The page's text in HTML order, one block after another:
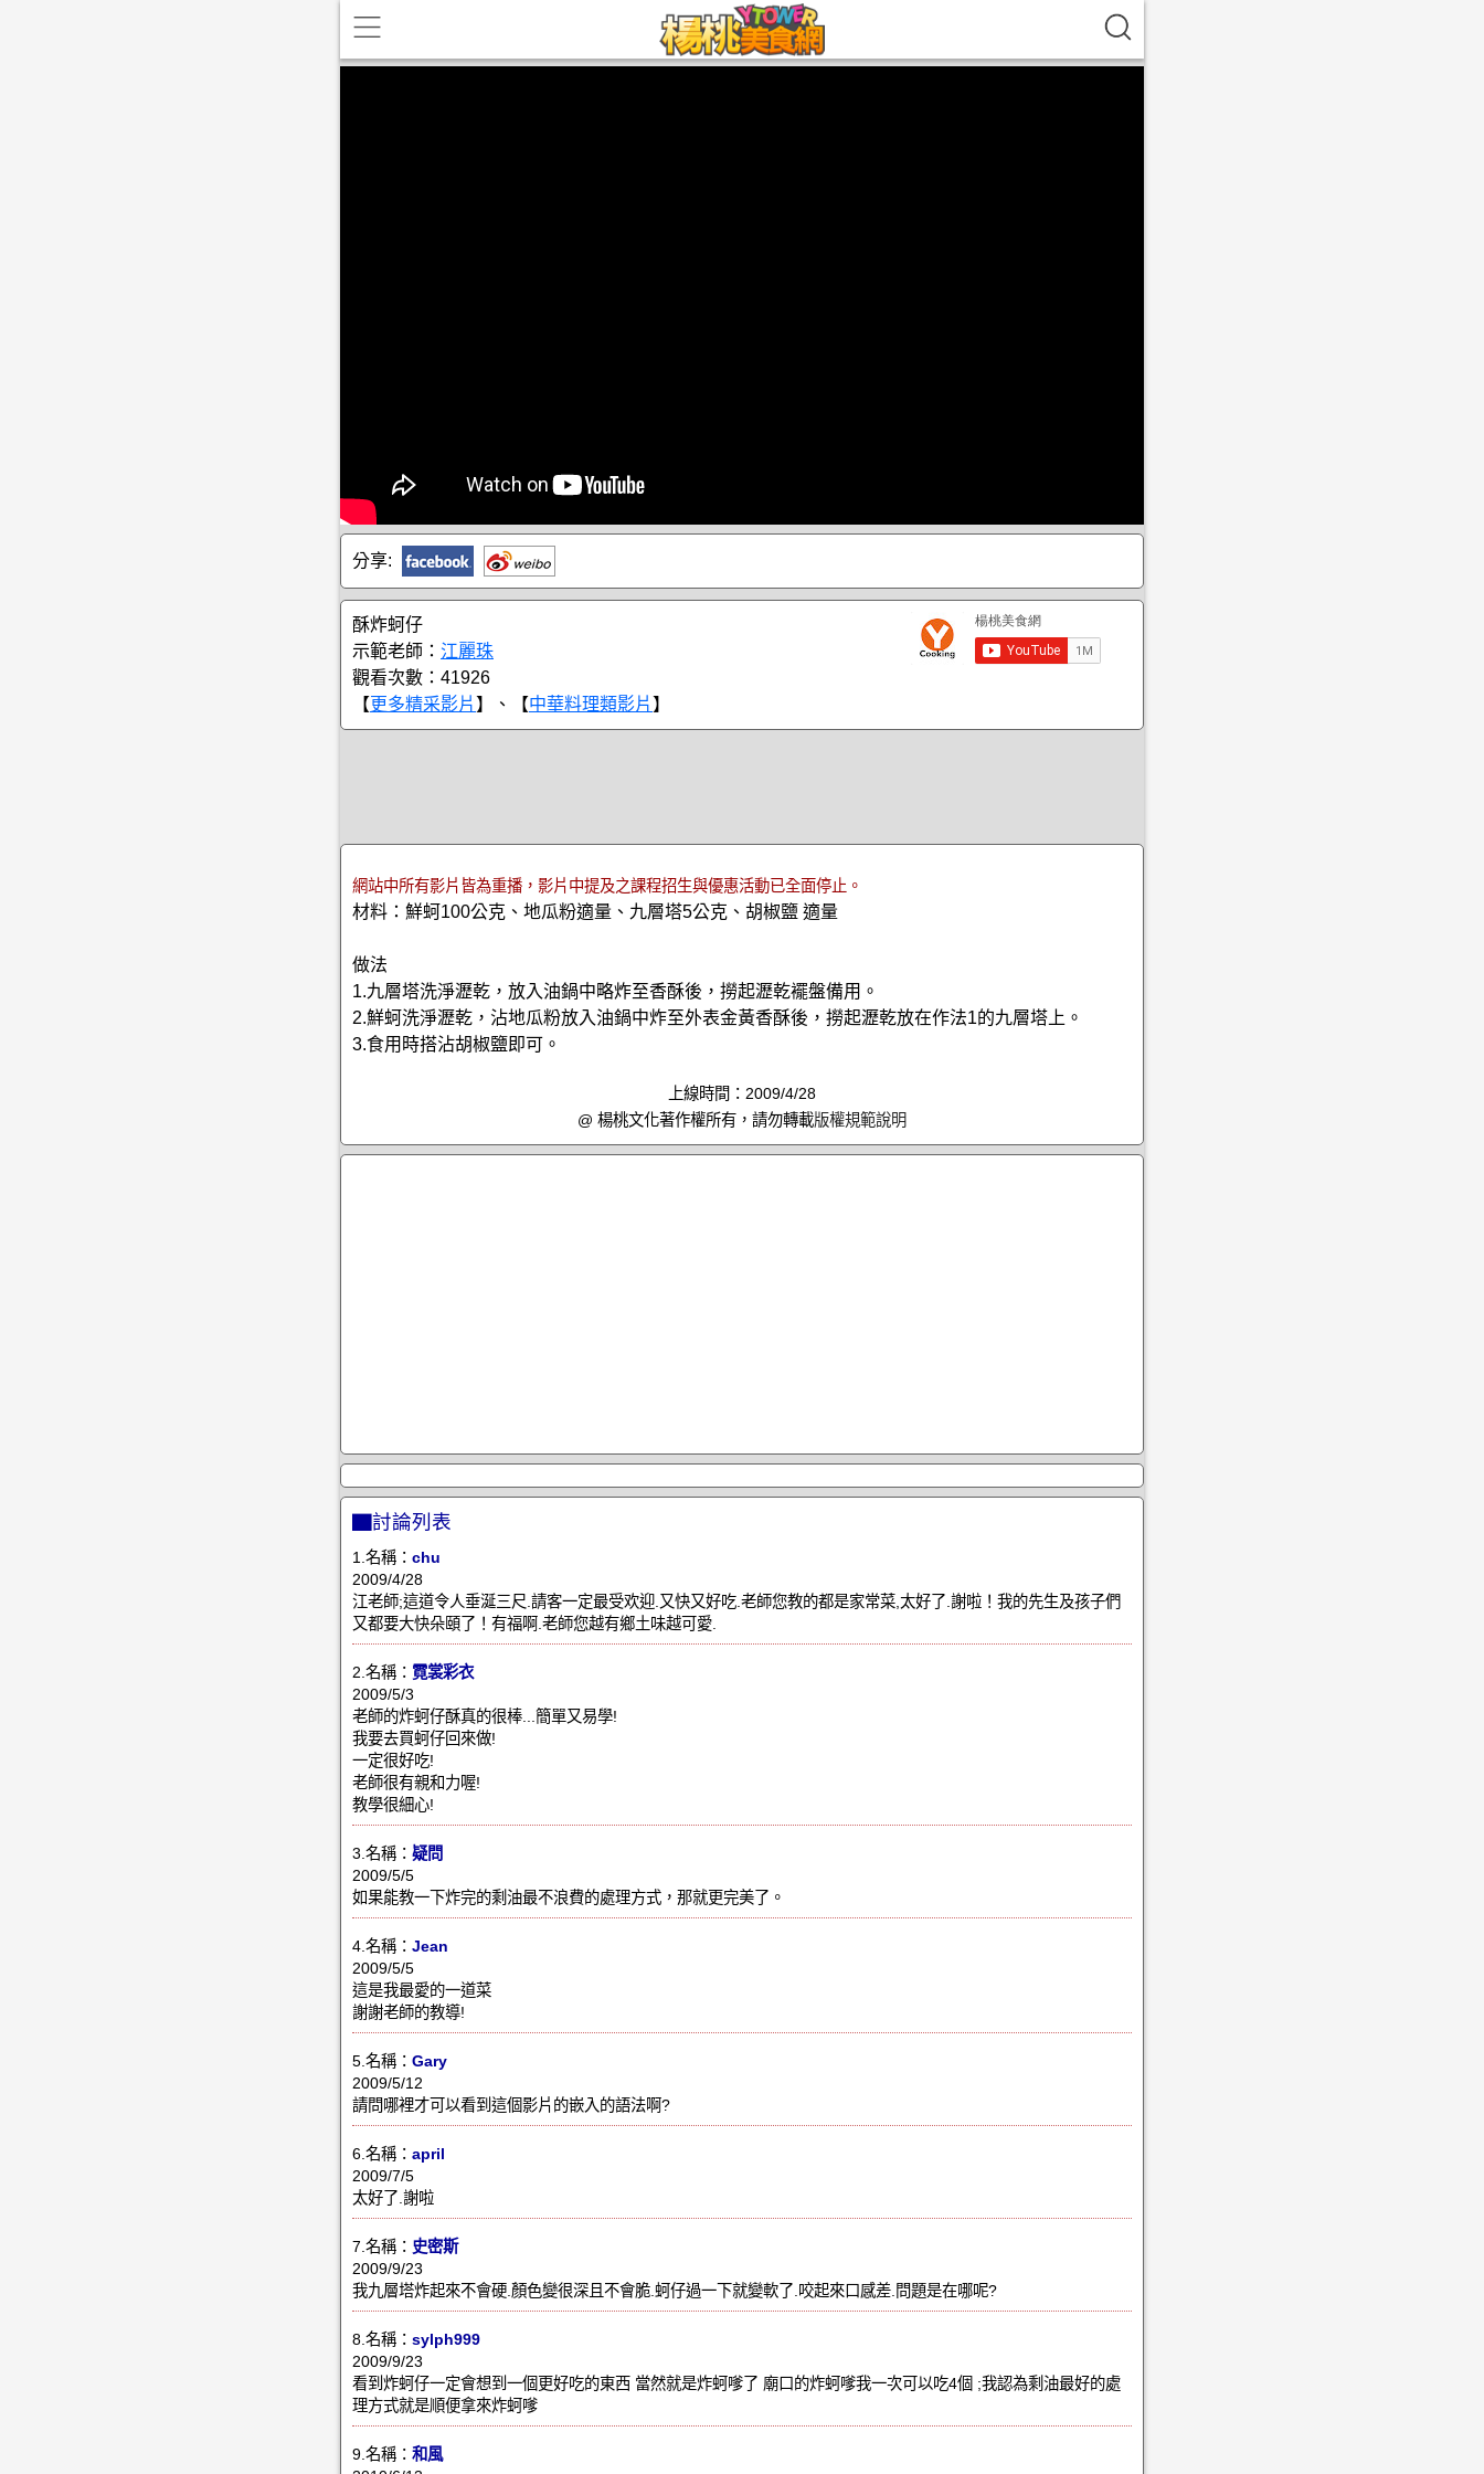
分享:
酥炸蚵仔
示範老師： 江麗珠
觀看次數：41926
【更多精采影片 】、【中華料理類影片 】
網站中所有影片皆為重播，影片中提及之課程招生與優惠活動已全面停止。
材料：鮮蚵100公克、地瓜粉適量、九層塔5公克、胡椒鹽 適量
做法
1.九層塔洗淨瀝乾，放入油鍋中略炸至香酥後，撈起瀝乾襬盤備用。
2.鮮蚵洗淨瀝乾，沾地瓜粉放入油鍋中炸至外表金黃香酥後，撈起瀝乾放在作法1的九層塔上。
3.食用時搭沾胡椒鹽即可。
上線時間：2009/4/28
@ 楊桃文化著作權所有，請勿轉載版權規範說明
▇討論列表
1.名稱： chu
2009/4/28
江老師;這道令人垂涎三尺.請客一定最受欢迎.又快又好吃.老師您教的都是家常菜,太好了.謝啦！我的先生及孩子們
又都要大快朵頤了！有福啊.老師您越有鄉土味越可愛.
2.名稱： 霓裳彩衣
2009/5/3
老師的炸蚵仔酥真的很棒...簡單又易學!
我要去買蚵仔回來做!
一定很好吃!
老師很有親和力喔!
教學很細心!
3.名稱： 疑問
2009/5/5
如果能教一下炸完的剩油最不浪費的處理方式，那就更完美了。
4.名稱： Jean
2009/5/5
這是我最愛的一道菜
謝謝老師的教導!
5.名稱： Gary
2009/5/12
請問哪裡才可以看到這個影片的嵌入的語法啊?
6.名稱： april
2009/7/5
太好了.謝啦
7.名稱： 史密斯
2009/9/23
我九層塔炸起來不會硬.顏色變很深且不會脆.蚵仔過一下就變軟了.咬起來口感差.問題是在哪呢?
8.名稱： sylph999
2009/9/23
看到炸蚵仔一定會想到一個更好吃的東西 當然就是炸蚵嗲了 廟口的炸蚵嗲我一次可以吃4個 ;我認為剩油最好的處
理方式就是順便拿來炸蚵嗲
9.名稱： 和風